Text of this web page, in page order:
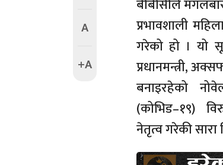
A
+A
बीबीसीले
प्रभावशाली
गरेको हो । यो
प्रधानमन्त्री,
बनाइरहेको
(कोभिड–१९)
नेतृत्व गरेकी